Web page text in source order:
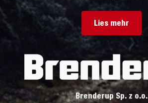
Lies mehr
Brenderup Sp. z o.o.